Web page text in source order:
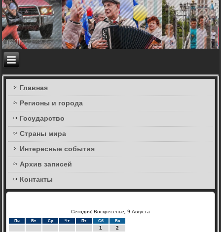
Главная
Регионы и города
Государство
Страны мира
Интересные события
Архив записей
Контакты
Сегодня: Воскресенье, 9 Августа
Пн Вт Ср Чт Пт Сб Вс
1
2